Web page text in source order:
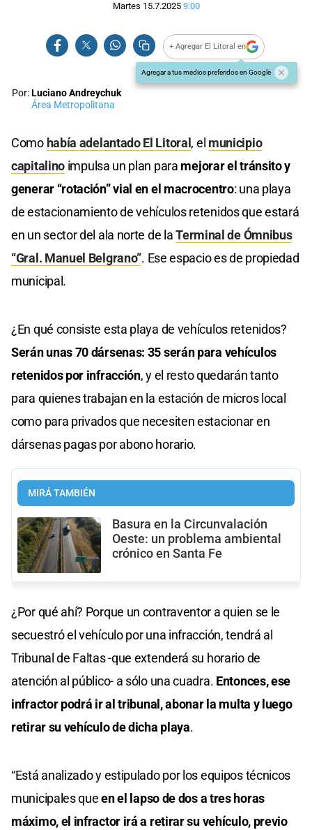
Martes 15.7.2025 9:00
+ Agregar El Litoral en
Agregar a tus medios preferidos en Google
Por:Luciano Andreychuk
Área Metropolitana
Como había adelantado El Litoral, el municipio
capitalino impulsa un plan para mejorar el tránsito y
generar “rotación” vial en el macrocentro: una playa
de estacionamiento de vehículos retenidos que estará
en un sector del ala norte de laTerminal de Ómnibus
“Gral. Manuel Belgrano”. Ese espacio es de propiedad
municipal.
¿En qué consiste esta playa de vehículos retenidos?
Serán unas 70 dársenas: 35 serán para vehículos
retenidos por infracción, y el resto quedarán tanto
para quienes trabajan en la estación de micros local
como para privados que necesiten estacionar en
dársenas pagas por abono horario.
MIRÁ TAMBIÉN
Basura en la Circunvalación
Oeste: un problema ambiental
crónico en Santa Fe
¿Por qué ahí? Porque un contraventor a quien se le
secuestró el vehículo por una infracción, tendrá al
Tribunal de Faltas -que extenderá su horario de
atención al público- a sólo una cuadra. Entonces, ese
infractor podrá ir al tribunal, abonar la multa y luego
retirar su vehículo de dicha playa.
“Está analizado y estipulado por los equipos técnicos
municipales queen el lapso de dos a tres horas
máximo, el infractor irá a retirar su vehículo, previo